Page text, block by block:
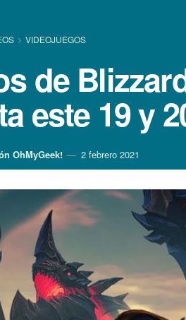
VIDEOJUEGOS
de
este 19 y
OhMyGeek! 2 febrero 2021